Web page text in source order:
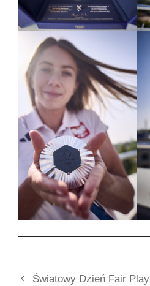
Światowy Dzień Fair Play